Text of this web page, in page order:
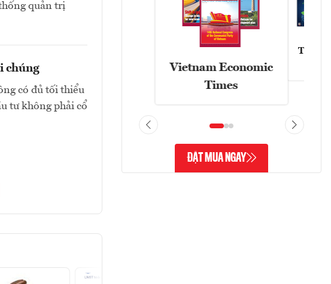
quản trị
chúng
có đủ tối thiểu
tư không phải cổ
Vietnam Economic
Times
Tạp
ĐẶT MUA NGAY